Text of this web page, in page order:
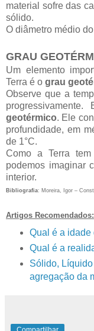
material sofre das
sólido.
O diâmetro médio
GRAU
Um elemento
Terra é o grau
Observe que a
geotérmico. Ele
profundidade, em
de 1°C.
Como a Terra
podemos imaginar
interior.
Bibliografia: Moreira, Igor –
Artigos Recomendados:
Qual é a idade
Qual é a
Sólido,
agregação da